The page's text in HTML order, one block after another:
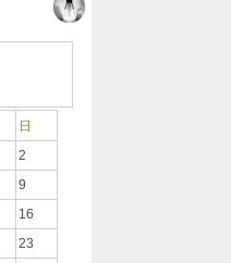
日
2
9
16
23